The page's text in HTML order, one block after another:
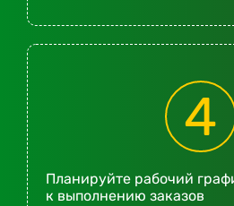
4
Планируйте рабочий
к выполнению заказов